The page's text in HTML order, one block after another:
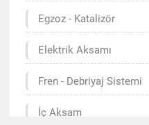
Corsa
Insignia
Egzoz - Katalizör
Elektrik Aksamı
Fren - Debriyaj Sistemi
İç Aksam